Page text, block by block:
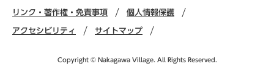
リンク・著作権・免責事項 個人情報保護
アクセシビリティ サイトマップ
Copyright © Nakagawa Village. All Rights Reserved.